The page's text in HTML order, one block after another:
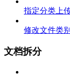
指定分类上
修改文件类别
文档拆分